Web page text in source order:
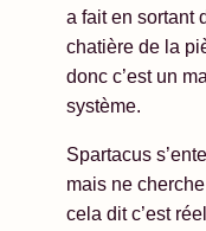
a fait en sortant
chatière de la
donc c’est un
système.
Spartacus
mais ne
cela dit c’est